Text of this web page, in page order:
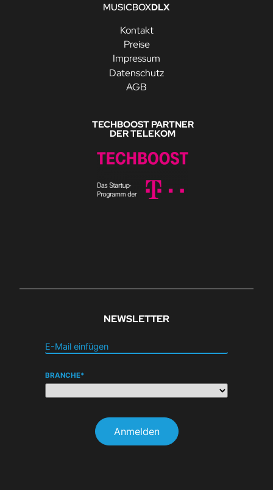
MUSICBOXDLX
Kontakt
Preise
Impressum
Datenschutz
AGB
TECHBOOST PARTNER
DER TELEKOM
NEWSLETTER
BRANCHE*
Anmelden